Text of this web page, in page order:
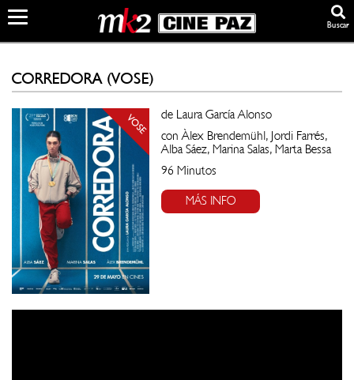
Buscar
CORREDORA (VOSE)
VOSE
de Laura García Alonso
con Àlex Brendemühl, Jordi Farrés,
Alba Sáez, Marina Salas, Marta Bessa
96 Minutos
MÁS INFO